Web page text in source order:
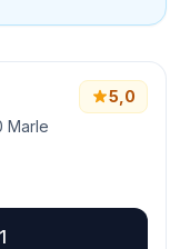
Marle
5,0